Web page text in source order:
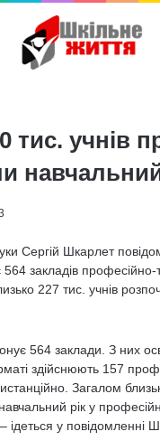
тис. учнів
Сергій Шкарлет
закладів професійно-
227 тис. учнів
564 заклади. З них
здійснюють 157
Загалом
рік у
ідеться у повідомленні